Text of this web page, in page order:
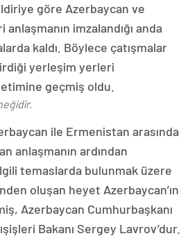
göre Azerbaycan ve
imzalandığı anda
kaldı. Böylece çatışmalar
yerleşim yerleri
geçmiş oldu.
ile Ermenistan arasında
anlaşmanın ardından
temaslarda bulunmak üzere
oluşan heyet Azerbaycan’ın
Azerbaycan Cumhurbaşkanı
Bakanı Sergey Lavrov’dur.